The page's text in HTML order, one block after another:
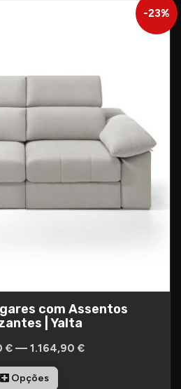
-23%
com Assentos
| Yalta
€ — 1.164,90 €
Opções